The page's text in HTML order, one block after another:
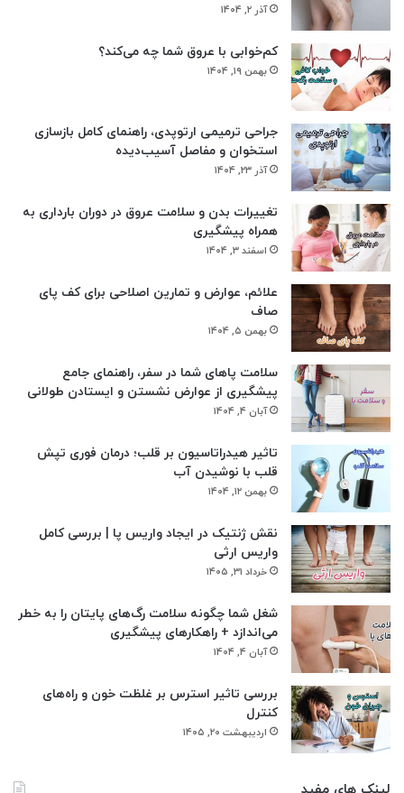
آذر ۲, ۱۴۰۴
کم‌خوابی با عروق شما چه می‌کند؟
بهمن ۱۹, ۱۴۰۴
جراحی ترمیمی ارتوپدی، راهنمای کامل بازسازی
استخوان و مفاصل آسیب‌دیده
آذر ۲۳, ۱۴۰۴
تغییرات بدن و سلامت عروق در دوران بارداری به
همراه پیشگیری
اسفند ۳, ۱۴۰۴
علائم، عوارض و تمارین اصلاحی برای کف پای
صاف
بهمن ۵, ۱۴۰۴
سلامت پاهای شما در سفر، راهنمای جامع
پیشگیری از عوارض نشستن و ایستادن طولانی
آبان ۴, ۱۴۰۴
تاثیر هیدراتاسیون بر قلب؛ درمان فوری تپش
قلب با نوشیدن آب
بهمن ۱۲, ۱۴۰۴
نقش ژنتیک در ایجاد واریس پا | بررسی کامل
واریس ارثی
خرداد ۳۱, ۱۴۰۵
شغل شما چگونه سلامت رگ‌های پایتان را به خطر
می‌اندازد + راهکارهای پیشگیری
آبان ۴, ۱۴۰۴
بررسی تاثیر استرس بر غلظت خون و راه‌های
کنترل
اردیبهشت ۲۰, ۱۴۰۵